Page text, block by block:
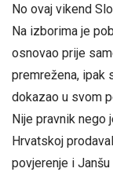
No ovaj vikend
Na izborima je
osnovao prije
premrežena, ipak
dokazao u svom
Nije pravnik nego
Hrvatskoj
povjerenje i